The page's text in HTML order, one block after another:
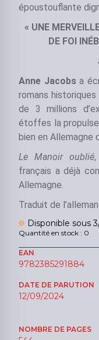
époustouflante
« UNE
DE FOI
Anne Jacobs a
romans
de 3 millions
étoffes la propulse
bien en Allemagne
Le Manoir oublié,
français a déjà
Allemagne.
Traduit de
Disponible sous
Quantité en stock : 0
EAN
9782385291884
DATE DE PARUTION
12/09/2024
NOMBRE DE PAGES